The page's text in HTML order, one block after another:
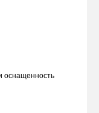
оснащенность